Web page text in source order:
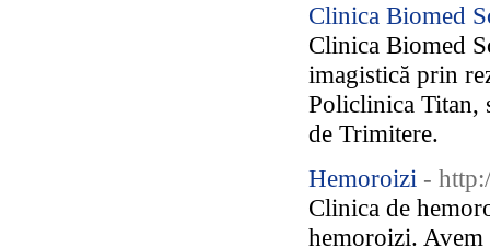
Clinica Biomed
Clinica Biomed
imagistică prin
Policlinica Titan,
de Trimitere.
Hemoroizi -
Clinica de
hemoroizi. Avem